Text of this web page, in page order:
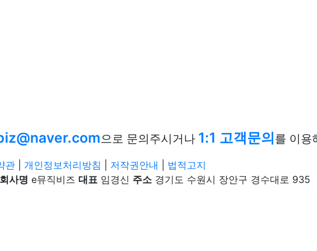
으로 문의주시거나 1:1 고객문의를 이용
관 개인정보처리방침 저작권안내
법적고지
회사명 e뮤직비즈 대표 임경신 주소 경기도 수원시 장안구 경수대로 935